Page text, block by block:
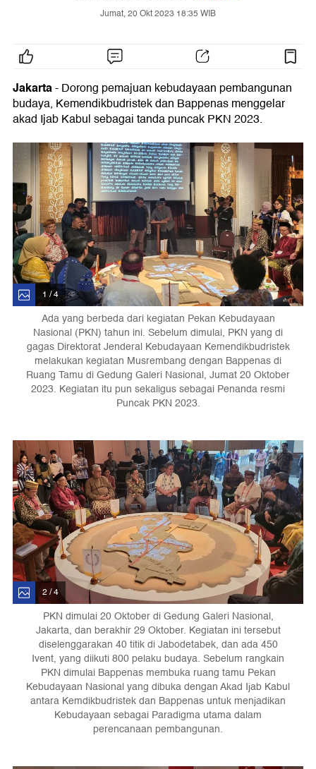
Jumat, 20 Okt 2023 18:35 WIB
Jakarta- Dorong pemajuan kebudayaan pembangunan
budaya, Kemendikbudristek dan Bappenas menggelar
akad Ijab Kabul sebagai tanda puncak PKN 2023.
1 / 4
Ada yang berbeda dari kegiatan Pekan Kebudayaan
Nasional (PKN) tahun ini. Sebelum dimulai, PKN yang di
gagas Direktorat Jenderal Kebudayaan Kemendikbudristek
melakukan kegiatan Musrembang dengan Bappenas di
Ruang Tamu di Gedung Galeri Nasional, Jumat 20 Oktober
2023. Kegiatan itu pun sekaligus sebagai Penanda resmi
Puncak PKN 2023.
2 / 4
PKN dimulai 20 Oktober di Gedung Galeri Nasional,
Jakarta, dan berakhir 29 Oktober. Kegiatan ini tersebut
diselenggarakan 40 titik di Jabodetabek, dan ada 450
Ivent, yang diikuti 800 pelaku budaya. Sebelum rangkain
PKN dimulai Bappenas membuka ruang tamu Pekan
Kebudayaan Nasional yang dibuka dengan Akad Ijab Kabul
antara Kemdikbudristek dan Bappenas untuk menjadikan
Kebudayaan sebagai Paradigma utama dalam
perencanaan pembangunan.